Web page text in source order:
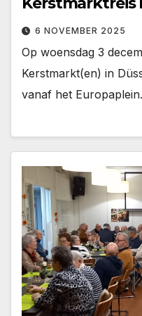
6 NOVEMBER 2025
Op woensdag 3
Kerstmarkt(en) in
vanaf het Europaplein.